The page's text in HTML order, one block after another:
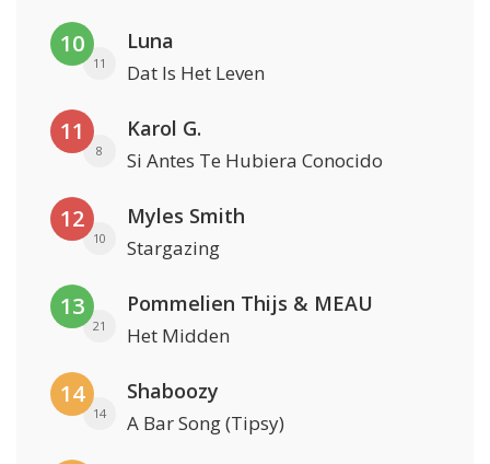
10
11
Luna
Dat Is Het Leven
11
8
Karol G.
Si Antes Te Hubiera Conocido
12
10
Myles Smith
Stargazing
13
21
Pommelien Thijs & MEAU
Het Midden
14
14
Shaboozy
A Bar Song (Tipsy)